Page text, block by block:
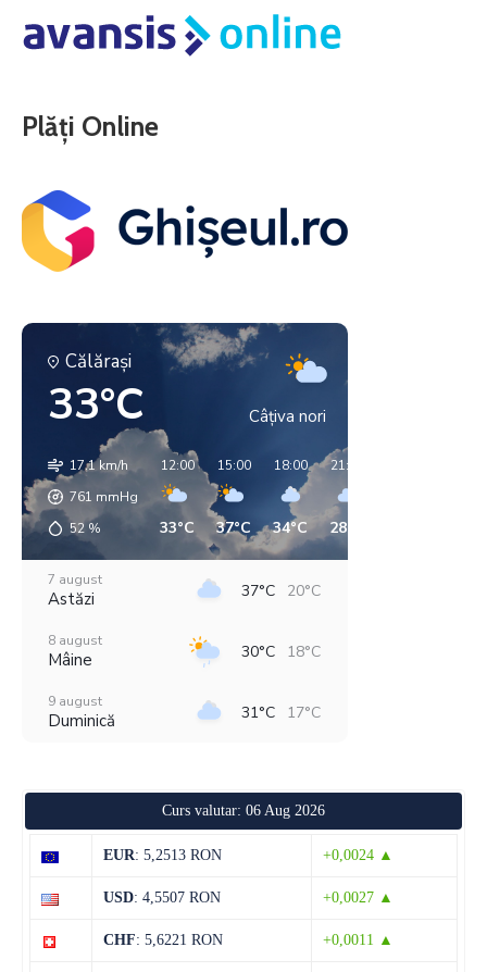
Plăți Online
Călăraşi
33°C Câțiva nori
17.1 km/h
761 mmHg
52 %
12:00
33°C
15:00
37°C
18:00
34°C
21:00
28°C
7 august
Astăzi 37°C 20°C
8 august
Mâine 30°C 18°C
9 august
Duminică 31°C 17°C
37°C 19°C
Miercuri
13 august
Curs valutar: 06 Aug 2026
EUR: 5,2513 RON +0,0024 ▲
USD: 4,5507 RON +0,0027 ▲
CHF: 5,6221 RON +0,0011 ▲